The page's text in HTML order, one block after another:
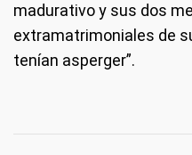
madurativo y sus dos
extramatrimoniales de
tenían asperger”.